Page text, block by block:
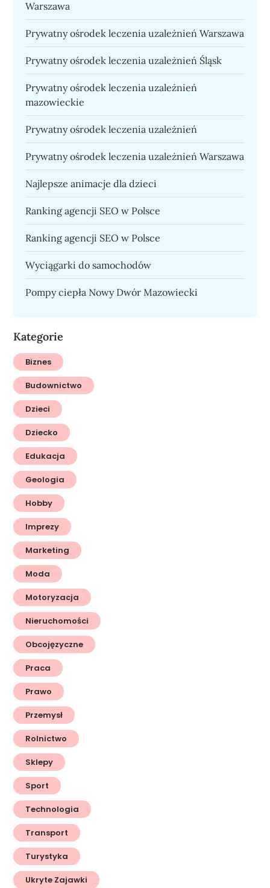
Warszawa
Prywatny ośrodek leczenia uzależnień Warszawa
Prywatny ośrodek leczenia uzależnień Śląsk
Prywatny ośrodek leczenia uzależnień
mazowieckie
Prywatny ośrodek leczenia uzależnień
Prywatny ośrodek leczenia uzależnień Warszawa
Najlepsze animacje dla dzieci
Ranking agencji SEO w Polsce
Ranking agencji SEO w Polsce
Wyciągarki do samochodów
Pompy ciepła Nowy Dwór Mazowiecki
Kategorie
Biznes
Budownictwo
Dzieci
Dziecko
Edukacja
Geologia
Hobby
Imprezy
Marketing
Moda
Motoryzacja
Nieruchomości
Obcojęzyczne
Praca
Prawo
Przemysł
Rolnictwo
Sklepy
Sport
Technologia
Transport
Turystyka
Ukryte Zajawki